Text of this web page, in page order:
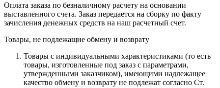
Оплата заказа по безналичному расчету на основании
выставленного счета. Заказ передается на сборку по факту
зачисления денежных средств на наш расчетный счет.
Товары, не подлежащие обмену и возврату
Товары с индивидуальными характеристиками (то есть
товары, изготовленные под заказ с параметрами,
утвержденными заказчиком), имеющими надлежащее
качество обмену и возврату не подлежат согласно Ст.